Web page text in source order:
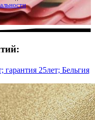
гарантия 25лет; Бельгия